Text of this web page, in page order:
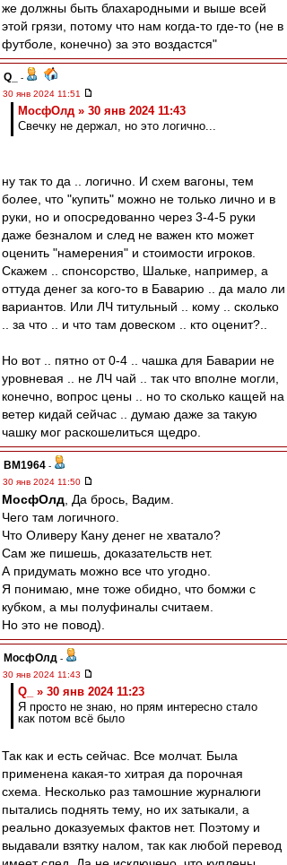
же должны быть блахародными и выше всей
этой грязи, потому что нам когда-то где-то (не в
футболе, конечно) за это воздастся"
Q_
-
30 янв 2024 11:51
МосфОлд » 30 янв 2024 11:43
Свечку не держал, но это логично...
ну так то да .. логично. И схем вагоны, тем
более, что "купить" можно не только лично и в
руки, но и опосредованно через 3-4-5 руки
даже безналом и след не важен кто может
оценить "намерения" и стоимости игроков.
Скажем .. спонсорство, Шальке, например, а
оттуда денег за кого-то в Баварию .. да мало ли
вариантов. Или ЛЧ титульный .. кому .. сколько
.. за что .. и что там довеском .. кто оценит?..
Но вот .. пятно от 0-4 .. чашка для Баварии не
уровневая .. не ЛЧ чай .. так что вполне могли,
конечно, вопрос цены .. но то сколько кащей на
ветер кидай сейчас .. думаю даже за такую
чашку мог раскошелиться щедро.
BM1964 -
30 янв 2024 11:50
МосфОлд , Да брось, Вадим.
Чего там логичного.
Что Оливеру Кану денег не хватало?
Сам же пишешь, доказательств нет.
А придумать можно все что угодно.
Я понимаю, мне тоже обидно, что бомжи с
кубком, а мы полуфиналы считаем.
Но это не повод).
МосфОлд -
30 янв 2024 11:43
Q_ » 30 янв 2024 11:23
Я просто не знаю, но прям интересно стало
как потом всё было
Так как и есть сейчас. Все молчат. Была
применена какая-то хитрая да порочная
схема. Несколько раз тамошние журналюги
пытались поднять тему, но их затыкали, а
реально доказуемых фактов нет. Поэтому и
выдавали взятку налом, так как любой перевод